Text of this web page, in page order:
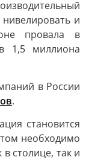
и
провала в
1,5 миллиона
в России
.
становится
необходимо
столице, так и